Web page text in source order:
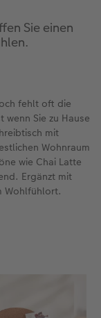
Sie einen
fehlt oft die
wenn Sie zu Hause
mit
Wohnraum
wie Chai Latte
Ergänzt mit
Wohlfühlort.